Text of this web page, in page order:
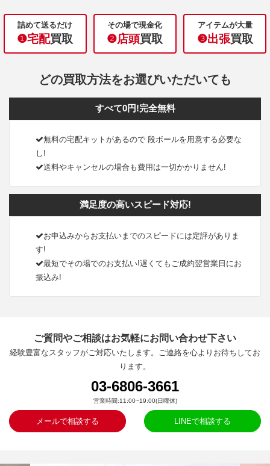
詰めて送るだけ
❶宅配買取
その場で現金化
❷店頭買取
アイテムが大量
❸出張買取
どの買取方法をお選びいただいても
すべて0円!完全無料
無料の宅配キットがあるので 段ボールを用意する必要な
し!
送料やキャンセルの場合も費用は一切かかりません!
満足度の高いスピード対応!
お申込みからお支払いまでのスピードには定評がありま
す!
最短でその場でのお支払い!遅くてもご成約翌営業日にお
振込み!
ご質問やご相談はお気軽にお問い合わせ下さい
経験豊富なスタッフがご対応いたします。ご連絡を心よりお待ちしてお
ります。
03-6806-3661
営業時間:11:00~19:00(日曜休)
メールで相談する LINEで相談する